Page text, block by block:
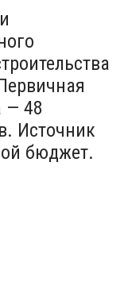
— 48
Источник
бюджет.